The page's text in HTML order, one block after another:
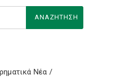
Νέα /